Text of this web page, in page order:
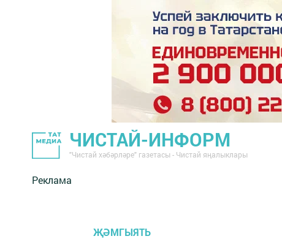
ЧИСТАЙ-ИНФОРМ
"Чистай хәбәрләре" газетасы - Чистай яңалыклары
Реклама
ҖӘМГЫЯТЬ